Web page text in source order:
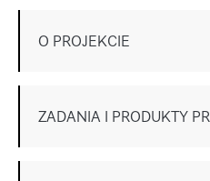
O PROJEKCIE
ZADANIA I PRODUKTY